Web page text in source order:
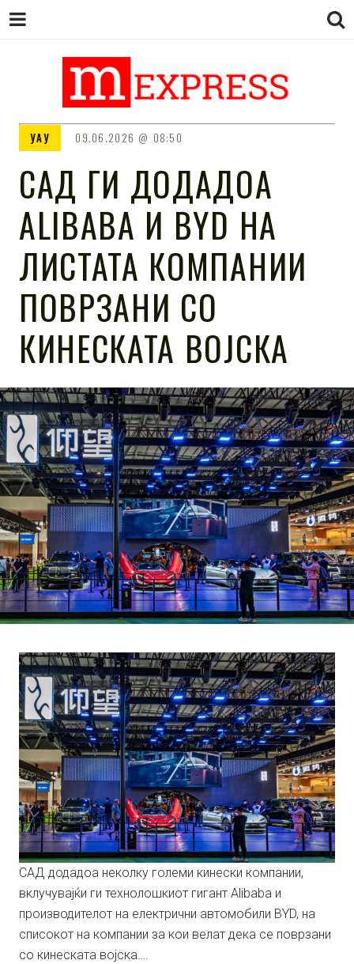
M EXPRESS
УАУ 09.06.2026 08:50
САД ГИ ДОДАДОА
ALIBABA И BYD НА
ЛИСТАТА КОМПАНИИ
ПОВРЗАНИ СО
КИНЕСКАТА ВОЈСКА
САД додадоа неколку големи кинески компании,
вклучувајќи ги технолошкиот гигант Alibaba и
производителот на електрични автомобили BYD, на
списокот на компании за кои велат дека се поврзани
со кинеската војска….